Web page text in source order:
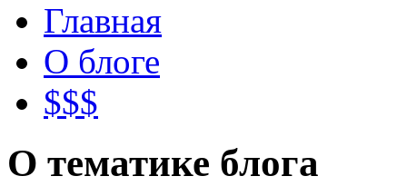
Главная
О блоге
$$$
О тематике блога